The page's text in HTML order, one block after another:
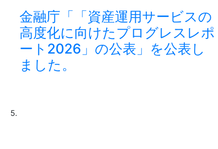
金融庁「「資産運用サービスの
高度化に向けたプログレスレポ
ート2026」の公表」を公表し
ました。